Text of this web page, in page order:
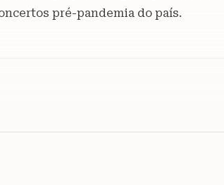
pré-pandemia do país.